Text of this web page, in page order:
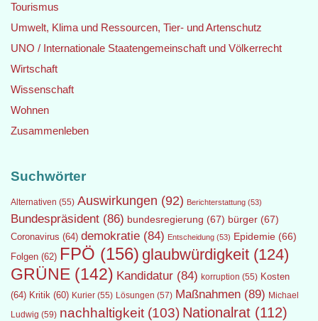
Tourismus
Umwelt, Klima und Ressourcen, Tier- und Artenschutz
UNO / Internationale Staatengemeinschaft und Völkerrecht
Wirtschaft
Wissenschaft
Wohnen
Zusammenleben
Suchwörter
Alternativen (55) Auswirkungen (92) Berichterstattung (53)
Bundespräsident (86) bundesregierung (67) bürger (67)
Coronavirus (64) demokratie (84) Entscheidung (53) Epidemie (66)
Folgen (62) FPÖ (156) glaubwürdigkeit (124)
GRÜNE (142) Kandidatur (84) korruption (55) Kosten
(64) Kritik (60) Kurier (55) Lösungen (57) Maßnahmen (89) Michael
Ludwig (59) nachhaltigkeit (103) Nationalrat (112)